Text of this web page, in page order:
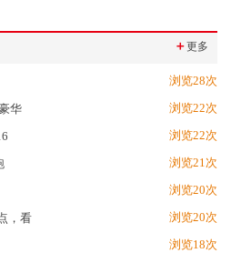
＋更多
浏览28次
华 浏览22次
浏览22次
浏览21次
浏览20次
，看 浏览20次
浏览18次